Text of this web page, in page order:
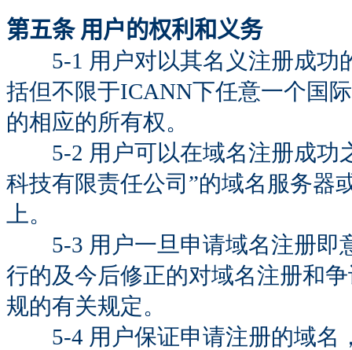
第五条 用户的权利和义务
5-1 用户对以其名义注册成功
括但不限于ICANN下任意一个国
的相应的所有权。
5-2 用户可以在域名注册成功
科技有限责任公司”的域名服务器
上。
5-3 用户一旦申请域名注册即
行的及今后修正的对域名注册和
规的有关规定。
5-4 用户保证申请注册的域名